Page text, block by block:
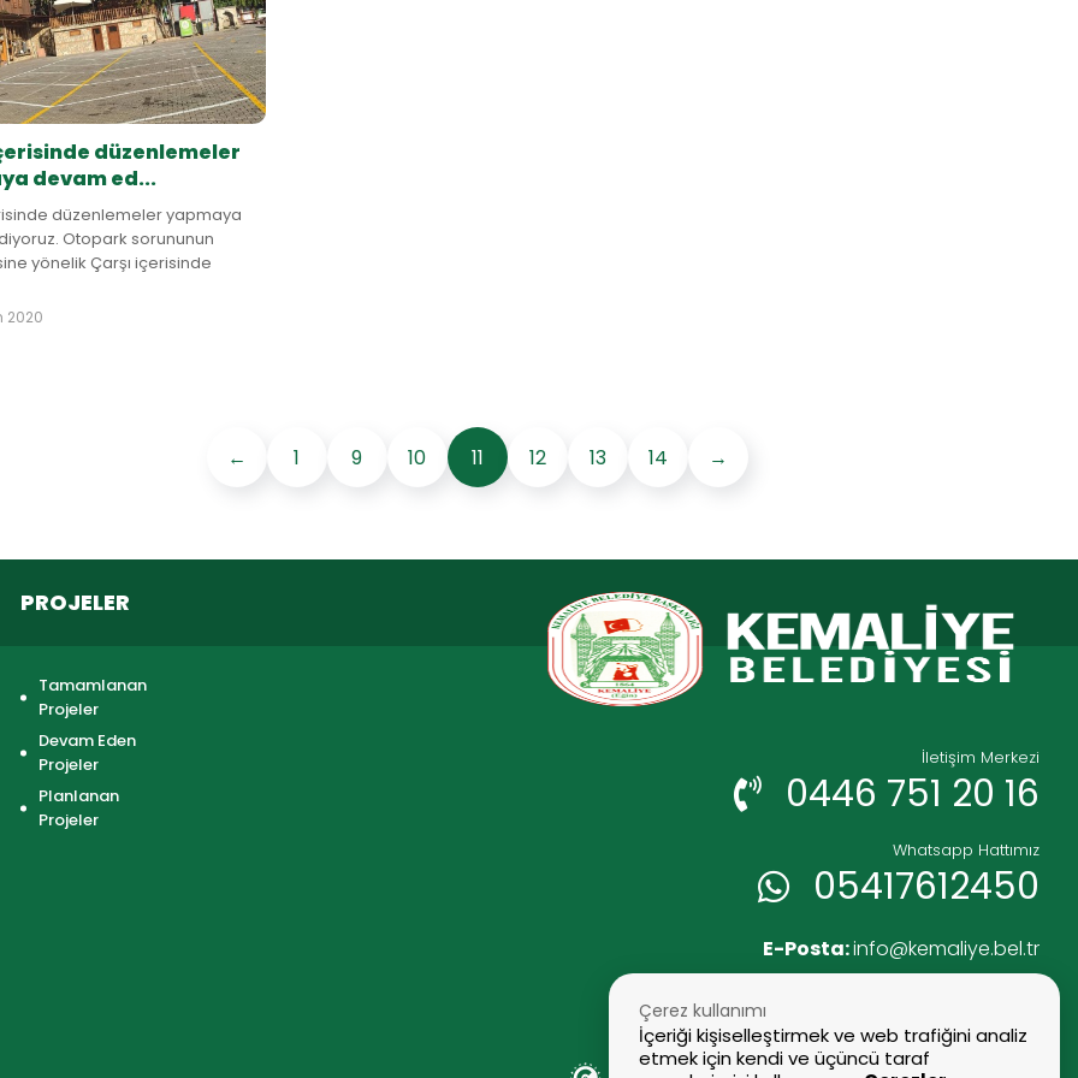
düzenlemeler
devam ed...
düzenlemeler yapmaya
Otopark sorununun
yönelik Çarşı içerisinde
çok araç park edilebilmesi
2020
← 1 9 10 11 12 13 14 →
PROJELER
Tamamlanan
Projeler
Devam Eden
Projeler
Planlanan
Projeler
İletişim Merkezi
0446 751 20 16
Whatsapp Hattımız
05417612450
E-Posta:info@kemaliye.bel.tr
0446 751 25 52
Çerez kullanımı
İçeriği kişiselleştirmek ve web trafiğini analiz
etmek için kendi ve üçüncü taraf